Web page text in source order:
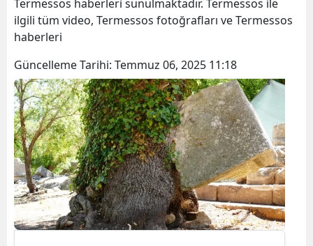
Termessos haberleri sunulmaktadır. Termessos ile
ilgili tüm video, Termessos fotoğrafları ve Termessos
haberleri
Güncelleme Tarihi: Temmuz 06, 2025 11:18